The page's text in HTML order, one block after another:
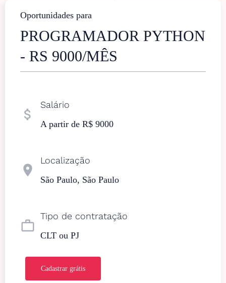
Oportunidades para
PROGRAMADOR PYTHON
- RS 9000/MÊS
attach_money
Salário
A partir de R$ 9000
location_on
Localização
São Paulo, São Paulo
work_outline
Tipo de contratação
CLT ou PJ
Cadastrar grátis